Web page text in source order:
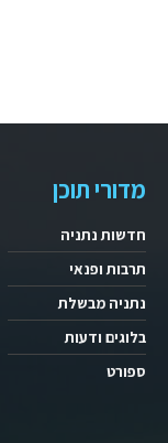
מדורי תוכן
חדשות נתניה
תרבות ופנאי
נתניה מבשלת
בלוגים ודעות
ספורט